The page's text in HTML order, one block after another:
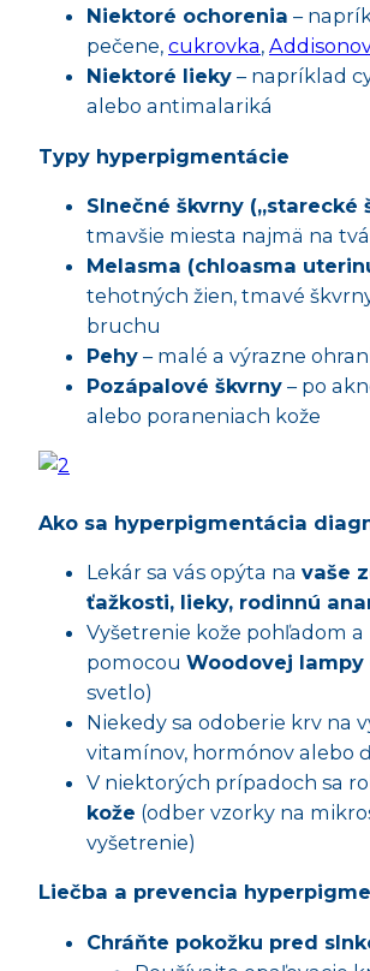
Niektoré ochorenia –
pečene, cukrovka,
Niektoré lieky – napríklad
alebo antimalariká
Typy hyperpigmentácie
Slnečné škvrny („starecké
tmavšie miesta najmä na
Melasma (chloasma
tehotných žien, tmavé
bruchu
Pehy – malé a výrazne
Pozápalové škvrny – po
alebo poraneniach kože
Ako sa hyperpigmentácia
Lekár sa vás opýta na vaše
ťažkosti, lieky, rodinnú
Vyšetrenie kože pohľadom a
pomocou Woodovej lampy
svetlo)
Niekedy sa odoberie krv na
vitamínov, hormónov alebo
V niektorých prípadoch sa
kože (odber vzorky na
vyšetrenie)
Liečba a prevencia
Chráňte pokožku pred